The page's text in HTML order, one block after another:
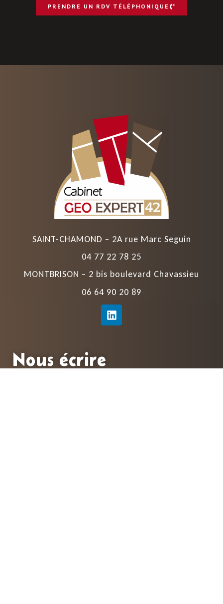
PRENDRE UN RDV TÉLÉPHONIQUE
SAINT-CHAMOND – 2A rue Marc Seguin
04 77 22 78 25
MONTBRISON – 2 bis boulevard Chavassieu
06 64 90 20 89
Nous écrire